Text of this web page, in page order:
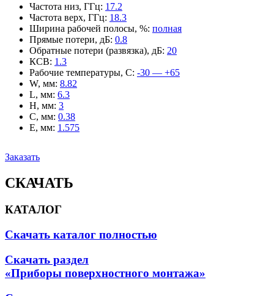
Частота низ, ГГц: 17.2
Частота верх, ГГц: 18.3
Ширина рабочей полосы, %: полная
Прямые потери, дБ: 0.8
Обратные потери (развязка), дБ: 20
КСВ: 1.3
Рабочие температуры, С: -30 — +65
W, мм: 8.82
L, мм: 6.3
H, мм: 3
C, мм: 0.38
E, мм: 1.575
Заказать
СКАЧАТЬ
КАТАЛОГ
Скачать каталог полностью
Скачать раздел
«Приборы поверхностного монтажа»